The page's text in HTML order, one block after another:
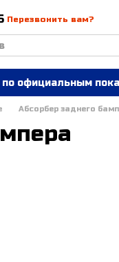
Перезвонить вам?
официальным
Абсорбер заднего